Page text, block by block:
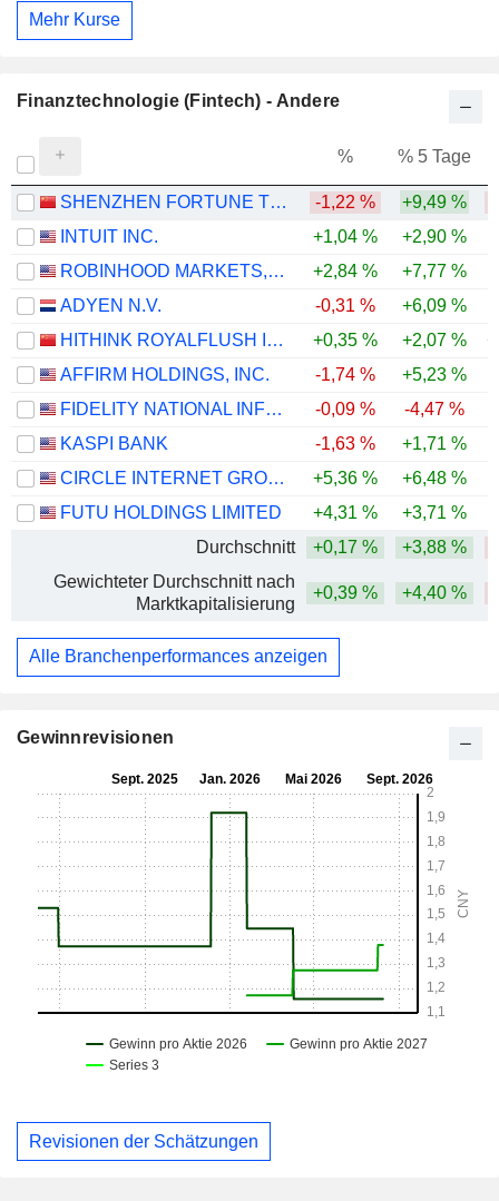
Mehr Kurse
Finanztechnologie (Fintech) - Andere
% % 5 Tage
SHENZHEN FORTUNE TREND TECHNOLOGY CO., LTD. -1,22 % +9,49 %
INTUIT INC.
+1,04 % +2,90 %
ROBINHOOD MARKETS, INC.
+2,84 % +7,77 %
ADYEN N.V.
-0,31 % +6,09 %
HITHINK ROYALFLUSH INFORMATION NETWORK CO., LTD.
+0,35 % +2,07 %
AFFIRM HOLDINGS, INC.
-1,74 % +5,23 %
FIDELITY NATIONAL INFORMATION SERVICES, INC.
-0,09 % -4,47 %
KASPI BANK
-1,63 % +1,71 %
CIRCLE INTERNET GROUP, INC.
+5,36 % +6,48 %
FUTU HOLDINGS LIMITED
+4,31 % +3,71 %
Durchschnitt
+0,17 % +3,88 %
Gewichteter Durchschnitt nach
Marktkapitalisierung
+0,39 % +4,40 %
Alle Branchenperformances anzeigen
Gewinnrevisionen
Revisionen der Schätzungen